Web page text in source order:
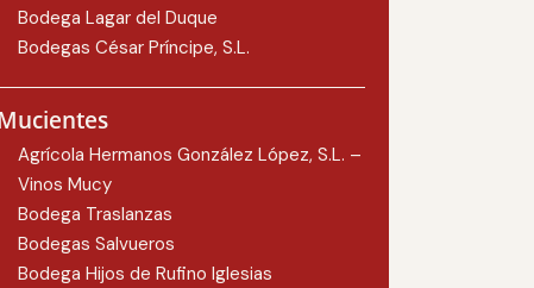
Bodega Lagar del Duque
Bodegas César Príncipe, S.L.
Agrícola Hermanos González López, S.L. –
Vinos Mucy
Bodega Traslanzas
Bodegas Salvueros
Bodega Hijos de Rufino Iglesias